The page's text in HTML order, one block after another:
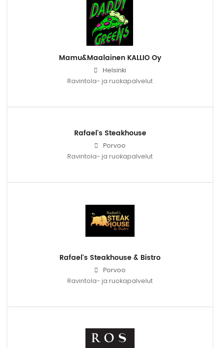
Mamu&Maalainen KALLIO Oy
Helsinki
Ravintola- ja ruokapalvelut
Rafael's Steakhouse
Porvoo
Ravintola- ja ruokapalvelut
Rafael's Steakhouse & Bistro
Porvoo
Ravintola- ja ruokapalvelut